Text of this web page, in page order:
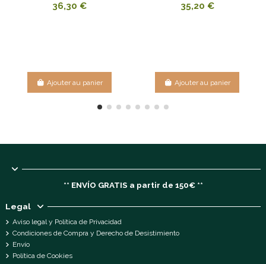
36,30 €
Ajouter au panier
35,20 €
Ajouter au panier
** ENVÍO GRATIS a partir de 150€ **
Legal
Aviso legal y Política de Privacidad
Condiciones de Compra y Derecho de Desistimiento
Envío
Política de Cookies